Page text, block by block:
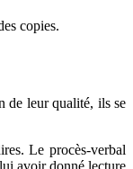
copies.
de leur qualité, ils se
Le procès-verbal
avoir donné lecture